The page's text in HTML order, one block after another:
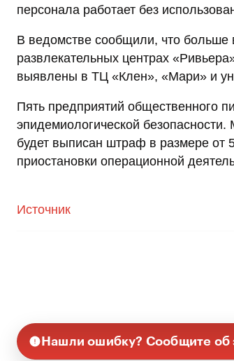
персонала работает без
В ведомстве сообщили, что больше
развлекательных центрах
выявлены в ТЦ «Клен», «Мари» и
Пять предприятий общественного
эпидемиологической
будет выписан штраф в размере от
приостановки операционной
Источник
Нашли ошибку? Сообщите об